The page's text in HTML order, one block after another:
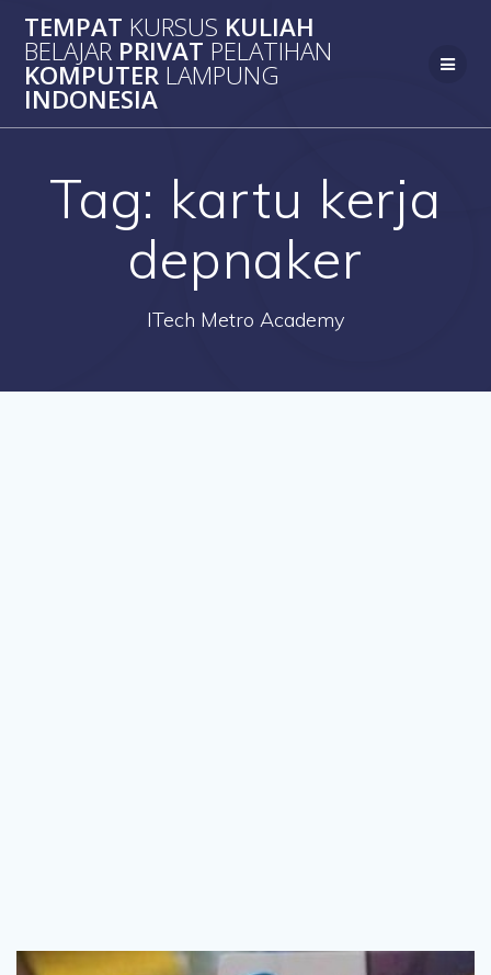
to
content
TEMPAT KURSUS KULIAH
BELAJAR PRIVAT PELATIHAN
KOMPUTER LAMPUNG
INDONESIA
Tag: kartu kerja
depnaker
ITech Metro Academy